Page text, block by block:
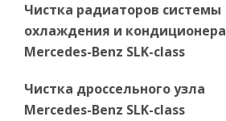
Чистка радиаторов системы
охлаждения и кондиционера
Mercedes-Benz SLK-сlass
Чистка дроссельного узла
Mercedes-Benz SLK-сlass